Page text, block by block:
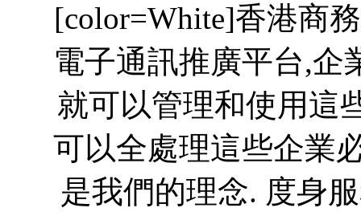
[color=White]香港商
電子通訊推廣平台,企
就可以管理和使用這
可以全處理這些企業
是我們的理念. 度身